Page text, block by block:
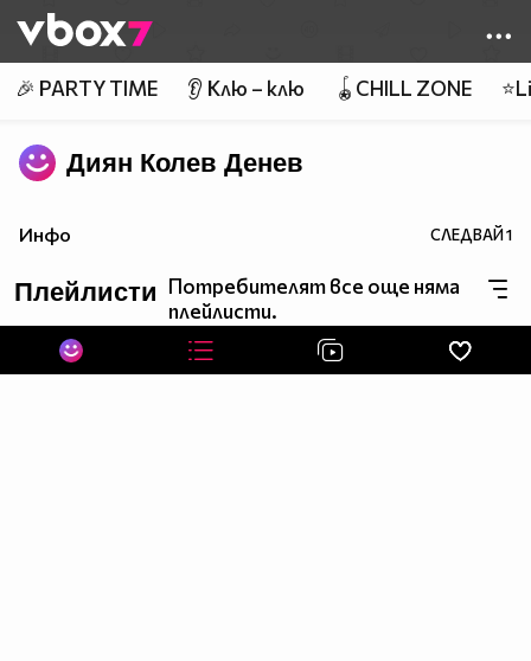
👾
🎉 PARTY TIME 👂 Клю – клю 🪀CHILL ZONE
Диян Колев Денев
Инфо СЛЕДВАЙ1
Плейлисти Потребителят все още няма
плейлисти.